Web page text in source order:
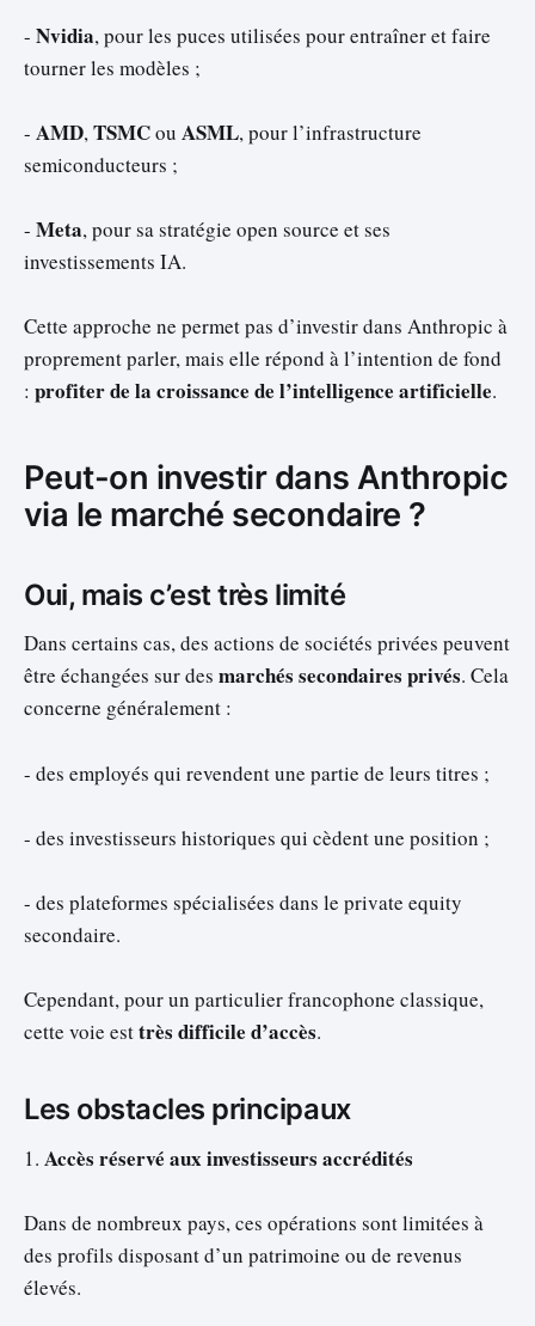
- Nvidia, pour les puces utilisées pour entraîner et faire
tourner les modèles ;
- AMD,TSMCou ASML, pour l’infrastructure
semiconducteurs ;
- Meta, pour sa stratégie open source et ses
investissements IA.
Cette approche ne permet pas d’investir dans Anthropic à
proprement parler, mais elle répond à l’intention de fond
: profiter de la croissance de l’intelligence artificielle.
Peut-on investir dans Anthropic
via le marché secondaire ?
Oui, mais c’est très limité
Dans certains cas, des actions de sociétés privées peuvent
être échangées sur des marchés secondaires privés. Cela
concerne généralement :
- des employés qui revendent une partie de leurs titres ;
- des investisseurs historiques qui cèdent une position ;
- des plateformes spécialisées dans le private equity
secondaire.
Cependant, pour un particulier francophone classique,
cette voie esttrès difficile d’accès.
Les obstacles principaux
1. Accès réservé aux investisseurs accrédités
Dans de nombreux pays, ces opérations sont limitées à
des profils disposant d’un patrimoine ou de revenus
élevés.